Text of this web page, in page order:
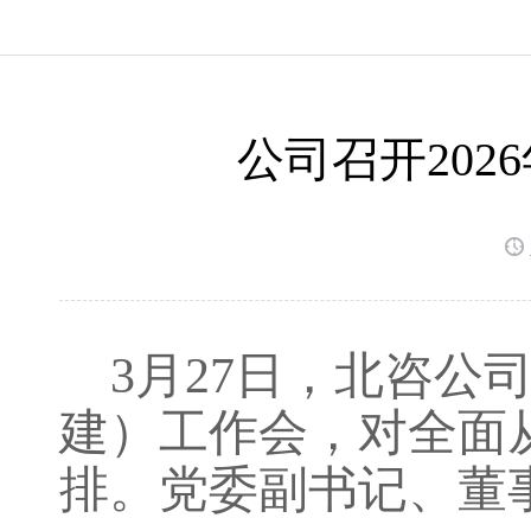
公司召开
3月27日，北咨公
建）工作会，对全面
排。党委副书记、董